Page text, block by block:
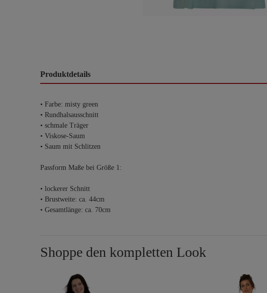
Produktdetails
• Farbe: misty green
• Rundhalsausschnitt
• schmale Träger
• Viskose-Saum
• Saum mit Schlitzen
Passform Maße bei Größe 1:
• lockerer Schnitt
• Brustweite: ca. 44cm
• Gesamtlänge: ca. 70cm
Shoppe den kompletten Look